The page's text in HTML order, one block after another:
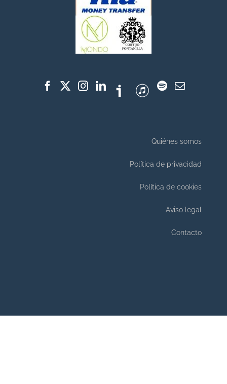
Quiénes somos
Política de privacidad
Política de cookies
Aviso legal
Contacto